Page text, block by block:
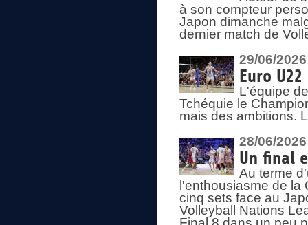
à son compteur
Japon dimanche
dernier match de
29/06/2026
Euro
L'équipe
Tchéquie le
mais des ambitions.
28/06/2026
Un final
Au terme
l'enthousiasme de
cinq sets face au
Volleyball Nations